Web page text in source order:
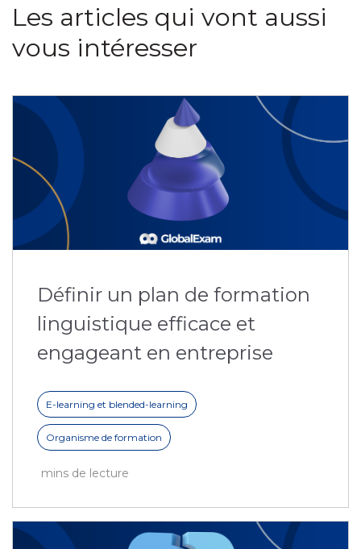
Les articles qui vont aussi
vous intéresser
Définir un plan de formation
linguistique efficace et
engageant en entreprise
E-learning et blended-learning
Organisme de formation
mins de lecture